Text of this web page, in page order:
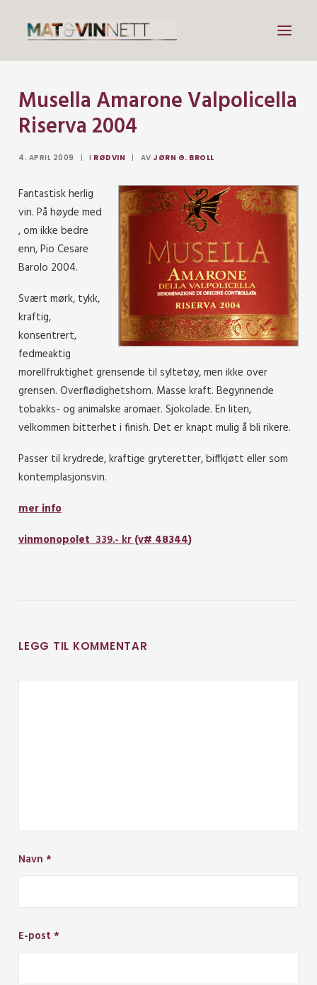
Mat
Drikke
Om vin
Om meg
Musella Amarone Valpolicella
Riserva 2004
4. APRIL 2009 | I RØDVIN | AV JØRN G. BROLL
Fantastisk herlig
vin. På høyde med
, om ikke bedre
enn, Pio Cesare
Barolo 2004.
Svært mørk, tykk,
kraftig,
konsentrert,
fedmeaktig
morellfruktighet grensende til syltetøy, men ikke over
grensen. Overflødighetshorn. Masse kraft. Begynnende
tobakks- og animalske aromaer. Sjokolade. En liten,
velkommen bitterhet i finish. Det er knapt mulig å bli rikere.
Passer til krydrede, kraftige gryteretter, biffkjøtt eller som
kontemplasjonsvin.
mer info
vinmonopolet339.- kr(v#48344)
LEGG TIL KOMMENTAR
Navn *
E-post *